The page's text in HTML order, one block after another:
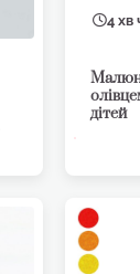
4 хв
дітей